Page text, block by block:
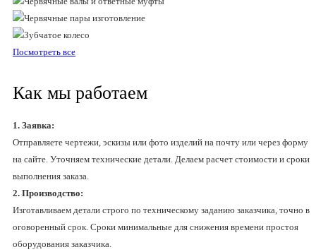
Посмотреть все
Как мы работаем
1. Заявка:
Отправляете чертежи, эскизы или фото изделий на почту или через форму
на сайте. Уточняем технические детали. Делаем расчет стоимости и сроки
выполнения заказа.
2. Производство:
Изготавливаем детали строго по техническому заданию заказчика, точно в
оговоренный срок. Сроки минимальные для снижения времени простоя
оборудования заказчика.